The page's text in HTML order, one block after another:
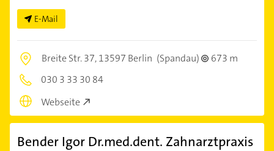
E-Mail
Breite Str. 37,13597 Berlin (Spandau)
673 m
030 3 33 30 84
Webseite
Bender Igor Dr.med.dent. Zahnarztpraxis